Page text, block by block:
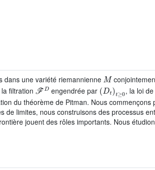
dans une variété riemannienneM
filtration ℱD engendrée par (Dt)t≥0, la loi de
du théorème de Pitman. Nous
limites, nous construisons des processus
jouent des rôles importants. Nous